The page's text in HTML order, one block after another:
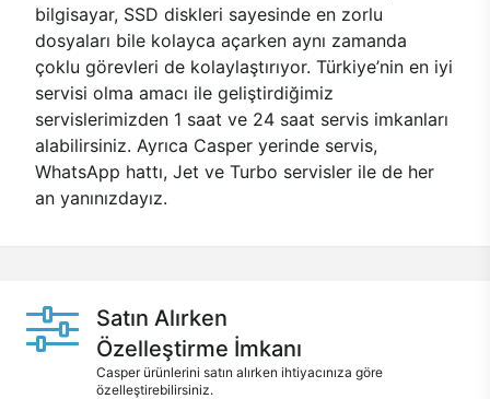
bilgisayar, SSD diskleri sayesinde en zorlu
dosyaları bile kolayca açarken aynı zamanda
çoklu görevleri de kolaylaştırıyor. Türkiye’nin en iyi
servisi olma amacı ile geliştirdiğimiz
servislerimizden 1 saat ve 24 saat servis imkanları
alabilirsiniz. Ayrıca Casper yerinde servis,
WhatsApp hattı, Jet ve Turbo servisler ile de her
an yanınızdayız.
Satın Alırken
Özelleştirme İmkanı
Casper ürünlerini satın alırken ihtiyacınıza göre
özelleştirebilirsiniz.